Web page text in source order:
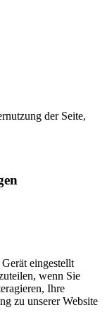
der Seite,
eingestellt
wenn Sie
Ihre
zu unserer Website